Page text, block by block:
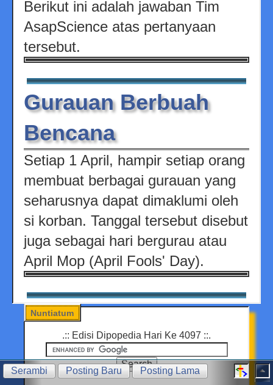
Berikut ini adalah jawaban Tim
AsapScience atas pertanyaan
tersebut.
Gurauan Berbuah
Bencana
Setiap 1 April, hampir setiap orang
membuat berbagai gurauan yang
seharusnya dapat dimaklumi oleh
si korban. Tanggal tersebut disebut
juga sebagai hari bergurau atau
April Mop (April Fools' Day).
Serambi Posting Baru Posting Lama
Nuntiatum
.:: Edisi Dipopedia Hari Ke 4097 ::.